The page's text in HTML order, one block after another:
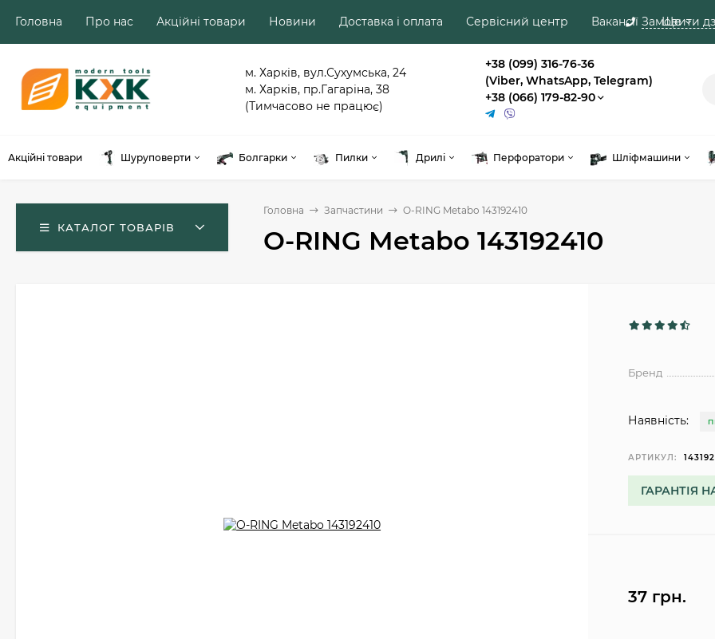
Замовити
Головна Про нас Акційні товари Новини Доставка і оплата Сервісний центр Вакансії Ще
м. Харків, вул.Сухумська, 24
м. Харків, пр.Гагаріна, 38
(Тимчасово не працює)
+38 (099) 316-76-36
(Viber, WhatsApp, Telegram)
+38 (066) 179-82-90
Акційні товари Шуруповерти Болгарки Пилки Дрилі Перфоратори Шліфмашини
КАТАЛОГ ТОВАРІВ
Головна Запчастини O-RING Metabo 143192410
O-RING Metabo 143192410
Бренд
Наявність:
АРТИКУЛ:
ГАРАНТІЯ
37 грн.